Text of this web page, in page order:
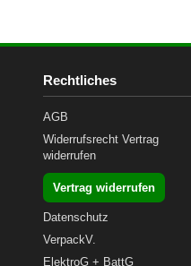
Rechtliches
AGB
Widerrufsrecht Vertrag
widerrufen
Vertrag widerrufen
Datenschutz
VerpackV.
ElektroG + BattG